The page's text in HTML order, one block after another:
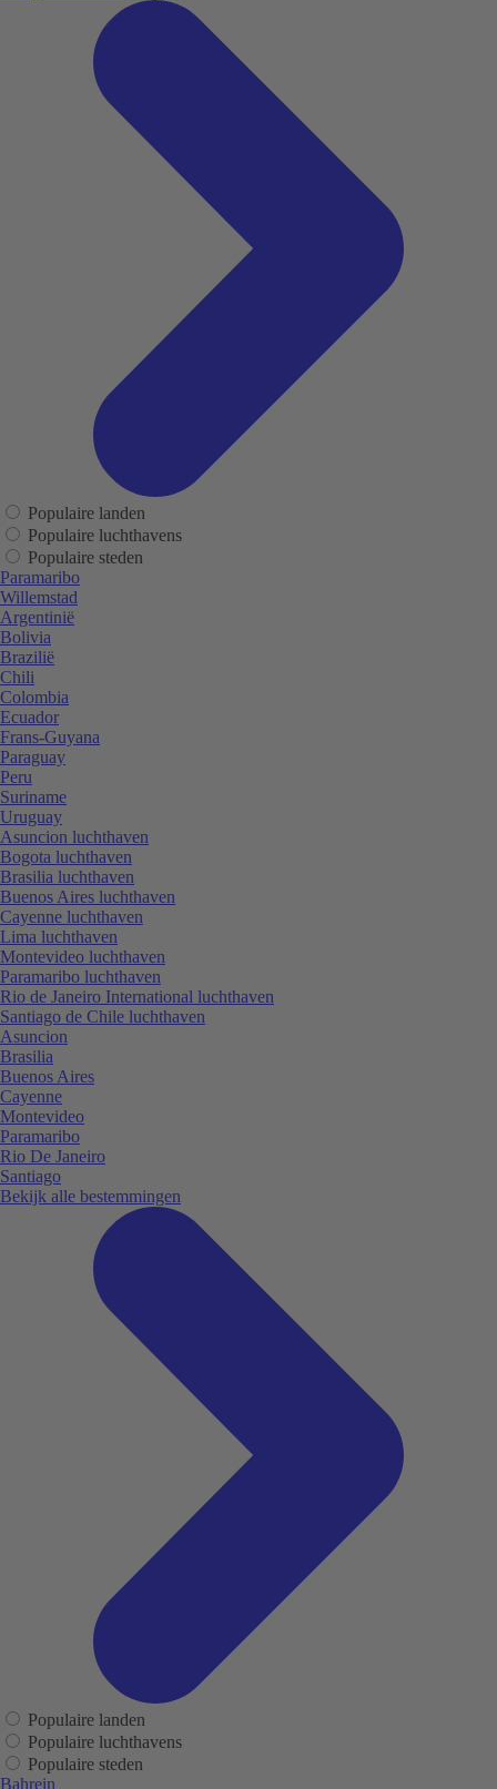
Populaire landen
Populaire luchthavens
Populaire steden
Paramaribo
Willemstad
Argentinië
Bolivia
Brazilië
Chili
Colombia
Ecuador
Frans-Guyana
Paraguay
Peru
Suriname
Uruguay
Asuncion luchthaven
Bogota luchthaven
Brasilia luchthaven
Buenos Aires luchthaven
Cayenne luchthaven
Lima luchthaven
Montevideo luchthaven
Paramaribo luchthaven
Rio de Janeiro International luchthaven
Santiago de Chile luchthaven
Asuncion
Brasilia
Buenos Aires
Cayenne
Montevideo
Paramaribo
Rio De Janeiro
Santiago
Bekijk alle bestemmingen
Populaire landen
Populaire luchthavens
Populaire steden
Bahrein